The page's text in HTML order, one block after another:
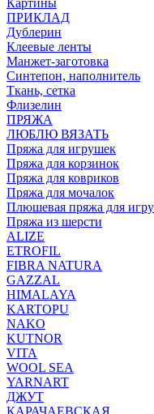
Картины
ПРИКЛАД
Дублерин
Клеевые ленты
Манжет-заготовка
Синтепон, наполнитель
Ткань, сетка
Флизелин
ПРЯЖА
ЛЮБЛЮ ВЯЗАТЬ
Пряжа для игрушек
Пряжа для корзинок
Пряжа для ковриков
Пряжа для мочалок
Плюшевая пряжа для
Пряжа из шерсти
ALIZE
ETROFIL
FIBRA NATURA
GAZZAL
HIMALAYA
KARTOPU
NAKO
KUTNOR
VITA
WOOL SEA
YARNART
ДЖУТ
КАРАЧАЕВСКАЯ